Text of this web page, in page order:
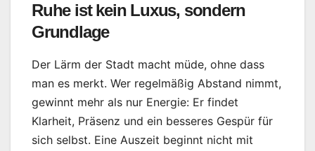
Ruhe ist kein Luxus, sondern
Grundlage
Der Lärm der Stadt macht müde, ohne dass
man es merkt. Wer regelmäßig Abstand nimmt,
gewinnt mehr als nur Energie: Er findet
Klarheit, Präsenz und ein besseres Gespür für
sich selbst. Eine Auszeit beginnt nicht mit